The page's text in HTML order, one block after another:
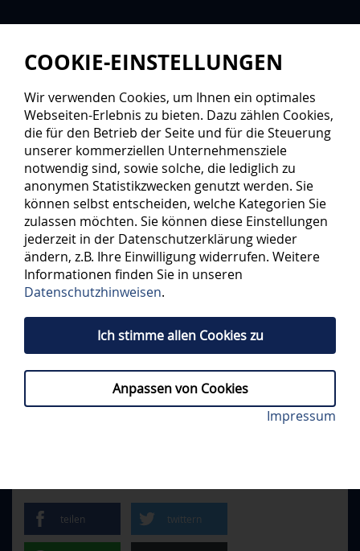
Alex Breton erzielte das wichtige zwischenzeitliche
// MITTWOCH, 26.02.2025
teilen twittern
COOKIE-EINSTELLUNGEN
Wir verwenden Cookies, um Ihnen ein optimales
Webseiten-Erlebnis zu bieten. Dazu zählen Cookies,
die für den Betrieb der Seite und für die Steuerung
unserer kommerziellen Unternehmensziele
notwendig sind, sowie solche, die lediglich zu
anonymen Statistikzwecken genutzt werden. Sie
können selbst entscheiden, welche Kategorien Sie
zulassen möchten. Sie können diese Einstellungen
jederzeit in der Datenschutzerklärung wieder
ändern, z.B. Ihre Einwilligung widerrufen. Weitere
Informationen finden Sie in unseren
Datenschutzhinweisen.
Ich stimme allen Cookies zu
Anpassen von Cookies
Impressum